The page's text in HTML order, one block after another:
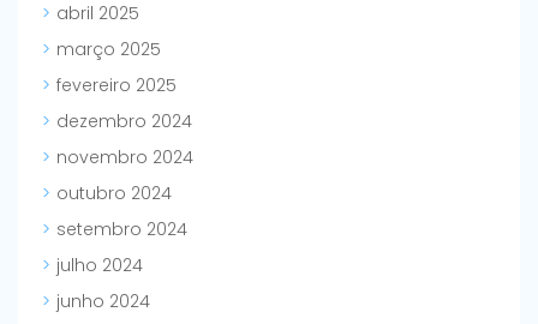
abril 2025
março 2025
fevereiro 2025
dezembro 2024
novembro 2024
outubro 2024
setembro 2024
julho 2024
junho 2024